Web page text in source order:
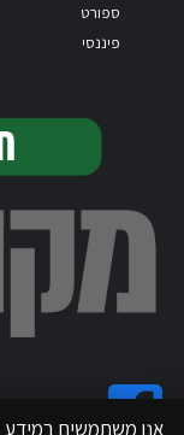
ספורט
פיננסי
אנו משתמשים במידע